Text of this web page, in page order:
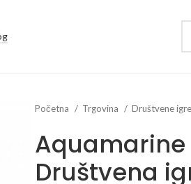
Početna Trgovina Društvene igre
Aquamarine
Društvena